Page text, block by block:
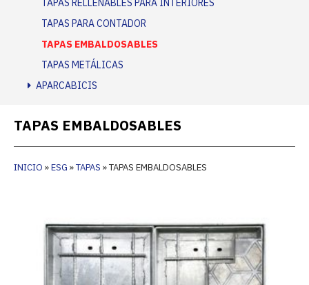
TAPAS RELLENABLES PARA INTERIORES
TAPAS PARA CONTADOR
TAPAS EMBALDOSABLES
TAPAS METÁLICAS
APARCABICIS
TAPAS EMBALDOSABLES
INICIO »ESG »TAPAS »TAPAS EMBALDOSABLES